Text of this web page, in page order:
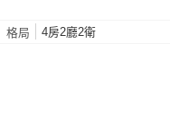
格局 4房2廳2衛